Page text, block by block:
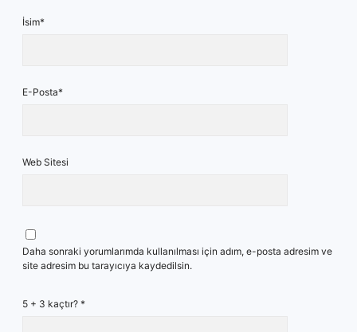
İsim*
E-Posta*
Web Sitesi
Daha sonraki yorumlarımda kullanılması için adım, e-posta adresim ve
site adresim bu tarayıcıya kaydedilsin.
5 + 3 kaçtır? *